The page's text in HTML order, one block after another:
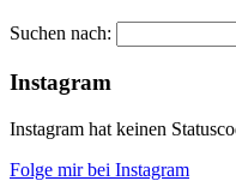
Suchen nach:
Instagram
Instagram hat keinen
Folge mir bei Instagram